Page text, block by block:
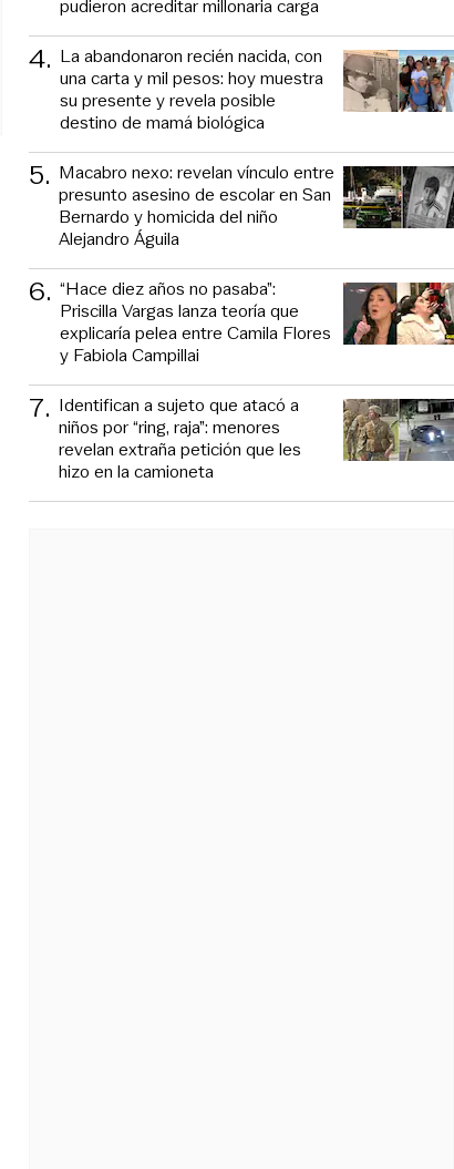
pudieron acreditar millonaria carga
4. La abandonaron recién nacida, con
una carta y mil pesos: hoy muestra
su presente y revela posible
destino de mamá biológica
5. Macabro nexo: revelan vínculo entre
presunto asesino de escolar en San
Bernardo y homicida del niño
Alejandro Águila
6. “Hace diez años no pasaba”:
Priscilla Vargas lanza teoría que
explicaría pelea entre Camila Flores
y Fabiola Campillai
7. Identifican a sujeto que atacó a
niños por “ring, raja”: menores
revelan extraña petición que les
hizo en la camioneta